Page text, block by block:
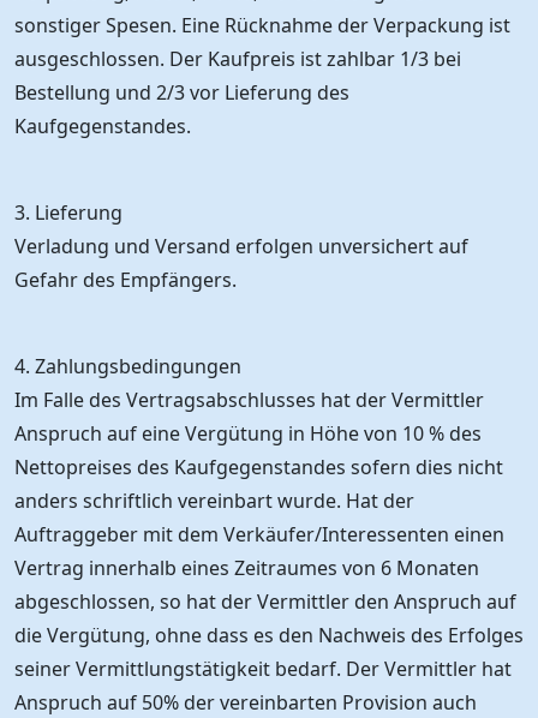
sonstiger Spesen. Eine Rücknahme der Verpackung ist
ausgeschlossen. Der Kaufpreis ist zahlbar 1/3 bei
Bestellung und 2/3 vor Lieferung des
Kaufgegenstandes.
3. Lieferung
Verladung und Versand erfolgen unversichert auf
Gefahr des Empfängers.
4. Zahlungsbedingungen
Im Falle des Vertragsabschlusses hat der Vermittler
Anspruch auf eine Vergütung in Höhe von 10 % des
Nettopreises des Kaufgegenstandes sofern dies nicht
anders schriftlich vereinbart wurde. Hat der
Auftraggeber mit dem Verkäufer/Interessenten einen
Vertrag innerhalb eines Zeitraumes von 6 Monaten
abgeschlossen, so hat der Vermittler den Anspruch auf
die Vergütung, ohne dass es den Nachweis des Erfolges
seiner Vermittlungstätigkeit bedarf. Der Vermittler hat
Anspruch auf 50% der vereinbarten Provision auch